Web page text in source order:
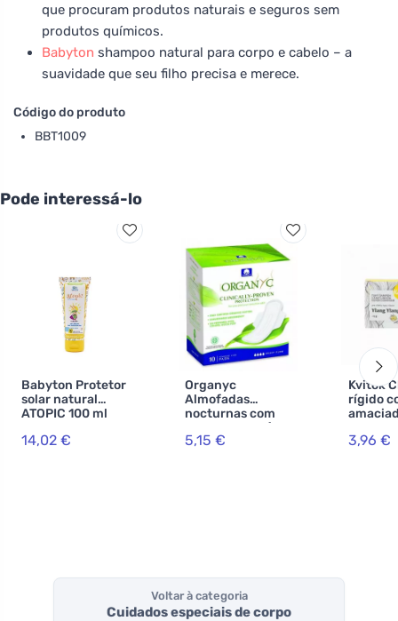
que procuram produtos naturais e seguros sem
produtos químicos.
Babyton shampoo natural para corpo e cabelo – a
suavidade que seu filho precisa e merece.
Código do produto
BBT1009
Pode interessá-lo
Babyton Protetor
solar natural
ATOPIC 100 ml
14,02 €
Organyc
Almofadas
nocturnas com
asas Pesadas (10
pcs) - 100%
5,15 €
Kvitok
rígido
Ylang
3,96 €
Voltar à categoria
Cuidados especiais de corpo